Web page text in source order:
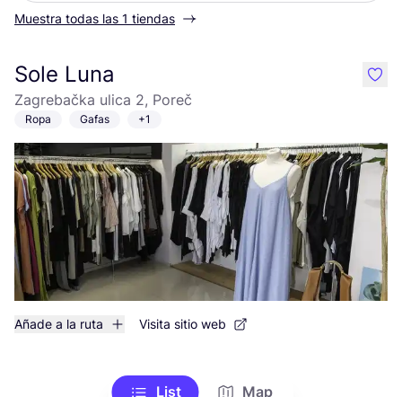
Muestra todas las 1 tiendas
Sole Luna
Zagrebačka ulica 2, Poreč
Ropa Gafas +1
Añade a la ruta Visita sitio web
like
List Map